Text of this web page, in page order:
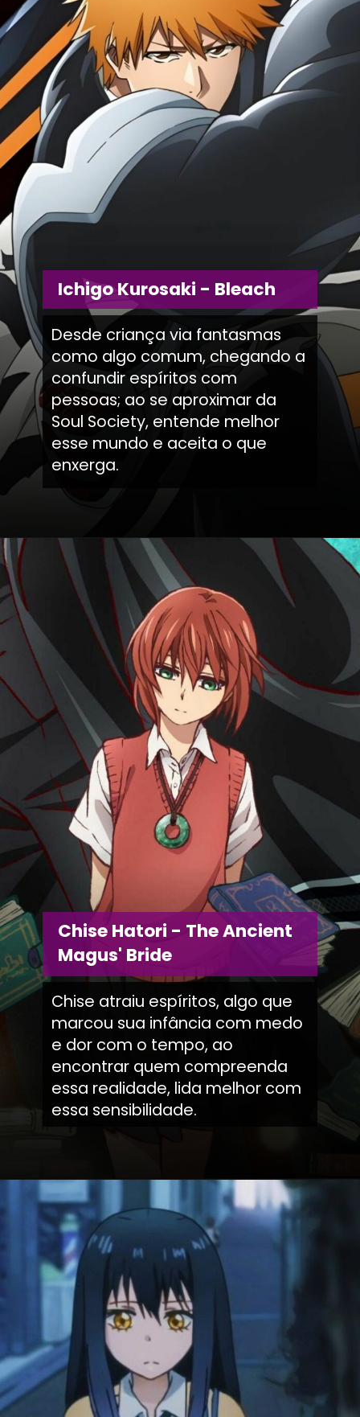
Desde criança via fantasmas
como algo comum, chegando a
confundir espíritos com
pessoas; ao se aproximar da
Soul Society, entende melhor
esse mundo e aceita o que
enxerga.
Ichigo Kurosaki - Bleach
Chise atraiu espíritos, algo que
marcou sua infância com medo
e dor com o tempo, ao
encontrar quem compreenda
essa realidade, lida melhor com
essa sensibilidade.
Chise Hatori - The Ancient
Magus' Bride